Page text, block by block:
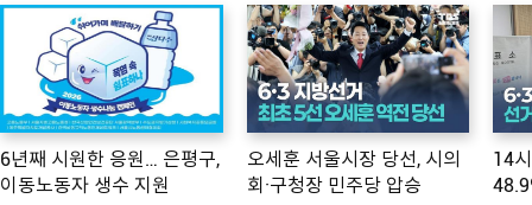
6년째 시원한 응원… 은평구,
이동노동자 생수 지원
오세훈 서울시장 당선, 시의
회·구청장 민주당 압승
14